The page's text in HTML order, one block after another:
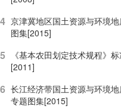
4 京津冀地区国土资源与环境
图集[2015]
5
《基本农田划定技术规程》
[2011]
6 长江经济带国土资源与环境
专题图集[2015]